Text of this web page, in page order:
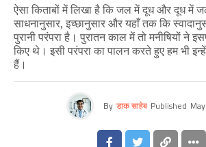
ऐसा किताबों में लिखा है कि जल में दूध और दूध में
साधनानुसार, इच्छानुसार और यहाँ तक कि
पुरानी परंपरा है। पुरातन काल में तो मनीषियों ने
किए थे। इसी परंपरा का पालन करते हुए हम भी
हैं।
By डाक साहेब Published